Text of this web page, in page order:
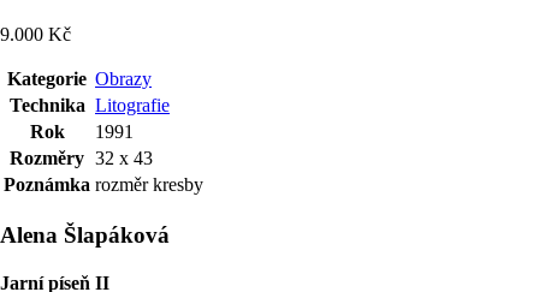
9.000 Kč
Kategorie Obrazy
Technika Litografie
Rok
1991
Rozměry 32 x 43
Poznámka rozměr kresby
Alena Šlapáková
Jarní píseň II